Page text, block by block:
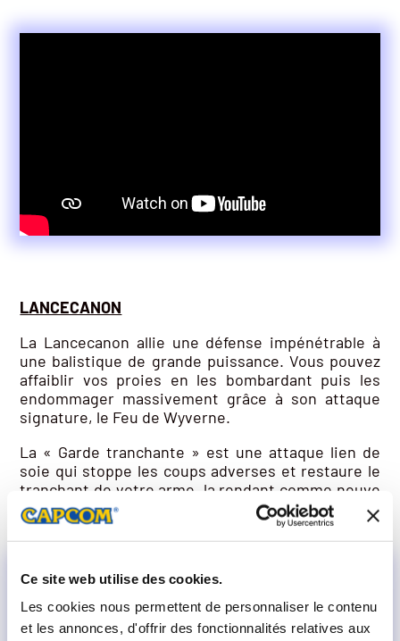
Ce site web utilise des cookies.
Les cookies nous permettent de personnaliser le contenu
et les annonces, d'offrir des fonctionnalités relatives aux
LANCECANON
La Lancecanon allie une défense impénétrable à
une balistique de grande puissance. Vous pouvez
affaiblir vos proies en les bombardant puis les
endommager massivement grâce à son attaque
signature, le Feu de Wyverne.
La « Garde tranchante » est une attaque lien de
soie qui stoppe les coups adverses et restaure le
tranchant de votre arme, la rendant comme neuve
et prête à frapper.